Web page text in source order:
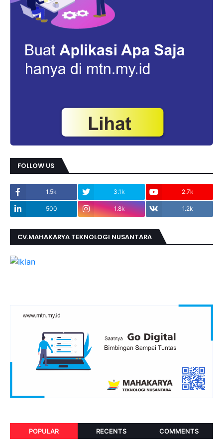
FOLLOW US
1.5k 3.1k 2.7k
500 1.8k 1.2k
CV.MAHAKARYA TEKNOLOGI NUSANTARA
POPULAR RECENTS COMMENTS